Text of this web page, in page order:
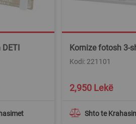
Kornize fotosh 3-
Kodi: 221101
Shto te
2,950 Lekë